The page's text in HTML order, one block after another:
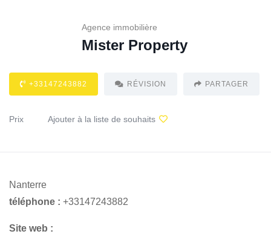
Agence immobilière
Mister Property
+33147243882 RÉVISION PARTAGER
Prix Ajouter à la liste de souhaits
Nanterre
téléphone : +33147243882
Site web :